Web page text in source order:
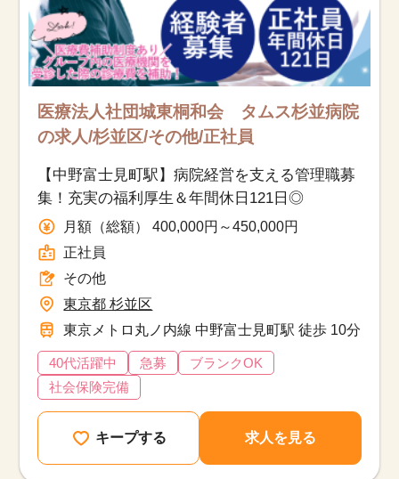
医療法人社団城東桐和会 タムス杉並病院
の求人/杉並区/その他/正社員
【中野富士見町駅】病院経営を支える管理職募
集！充実の福利厚生＆年間休日121日◎
月額（総額） 400,000円～450,000円
正社員
その他
東京都 杉並区
東京メトロ丸ノ内線 中野富士見町駅 徒歩 10分
40代活躍中 急募
ブランクOK
社会保険完備
キープする 求人を見る